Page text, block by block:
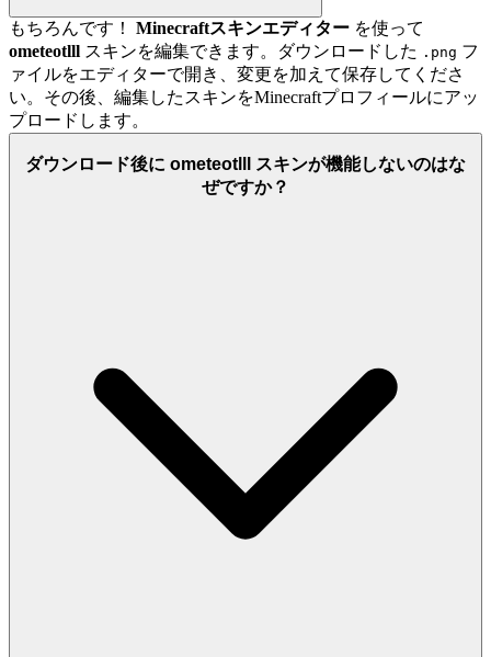
もちろんです！ Minecraftスキンエディター を使って
ometeotlll スキンを編集できます。ダウンロードした .png フ
ァイルをエディターで開き、変更を加えて保存してくださ
い。その後、編集したスキンをMinecraftプロフィールにアッ
プロードします。
ダウンロード後に ometeotlll スキンが機能しないのはな
ぜですか？